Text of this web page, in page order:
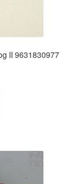
II 9631830977